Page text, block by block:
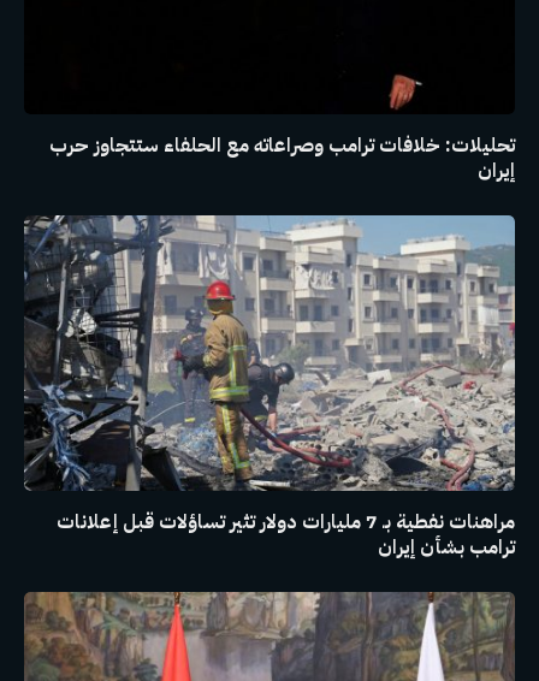
تحليلات: خلافات ترامب وصراعاته مع الحلفاء ستتجاوز حرب
إيران
مراهنات نفطية بـ 7 مليارات دولار تثير تساؤلات قبل إعلانات
ترامب بشأن إيران